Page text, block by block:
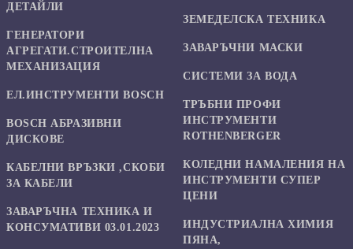
ДЕТАЙЛИ
ГЕНЕРАТОРИ
АГРЕГАТИ.СТРОИТЕЛНА
МЕХАНИЗАЦИЯ
ЕЛ.ИНСТРУМЕНТИ BOSCH
BOSCH АБРАЗИВНИ
ДИСКОВЕ
КАБЕЛНИ ВРЪЗКИ ,СКОБИ
ЗА КАБЕЛИ
ЗАВАРЪЧНА ТЕХНИКА И
КОНСУМАТИВИ 03.01.2023
ЗЕМЕДЕЛСКА ТЕХНИКА
ЗАВАРЪЧНИ МАСКИ
СИСТЕМИ ЗА ВОДА
ТРЪБНИ ПРОФИ
ИНСТРУМЕНТИ
ROTHENBERGER
КОЛЕДНИ НАМАЛЕНИЯ НА
ИНСТРУМЕНТИ СУПЕР
ЦЕНИ
ИНДУСТРИАЛНА ХИМИЯ
ПЯНА,